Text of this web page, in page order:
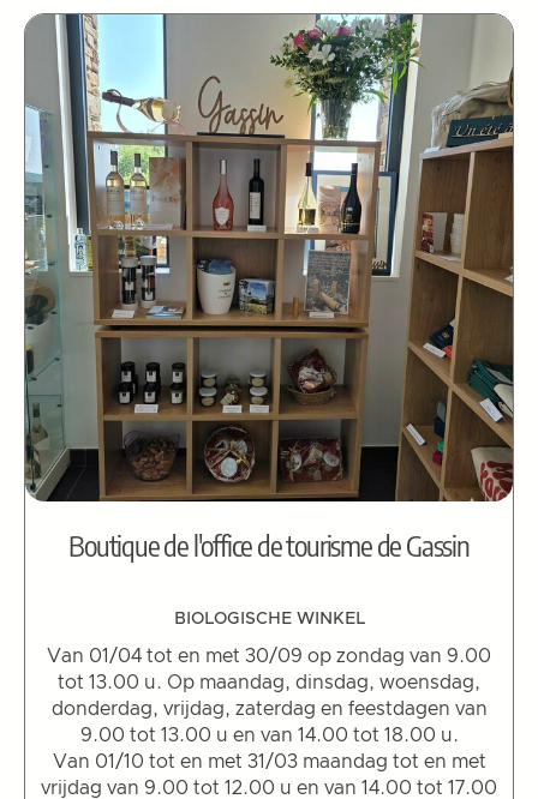
Boutique de l'office de tourisme de Gassin
BIOLOGISCHE WINKEL
Van 01/04 tot en met 30/09 op zondag van 9.00
tot 13.00 u. Op maandag, dinsdag, woensdag,
donderdag, vrijdag, zaterdag en feestdagen van
9.00 tot 13.00 u en van 14.00 tot 18.00 u.
Van 01/10 tot en met 31/03 maandag tot en met
vrijdag van 9.00 tot 12.00 u en van 14.00 tot 17.00